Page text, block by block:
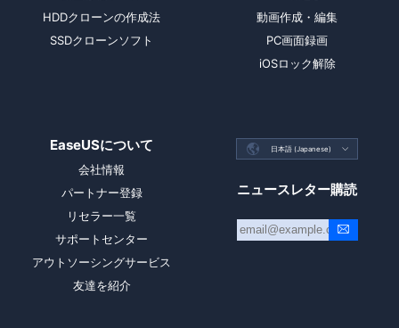
HDDクローンの作成法
SSDクローンソフト
動画作成・編集
PC画面録画
iOSロック解除
EaseUSについて
会社情報
パートナー登録
リセラー一覧
サポートセンター
アウトソーシングサービス
友達を紹介
 日本語 (Japanese) 
ニュースレター購読